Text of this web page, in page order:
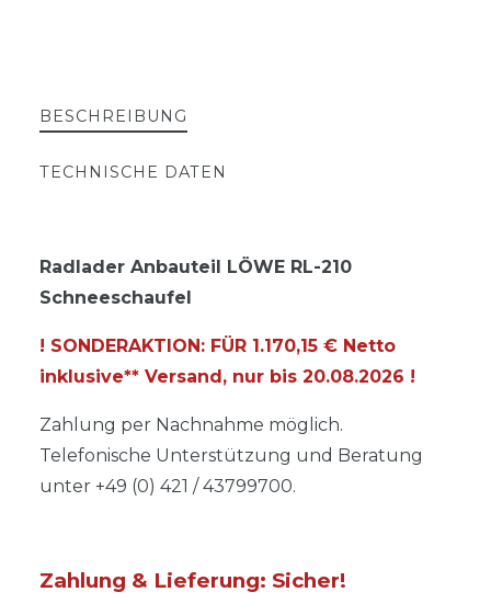
BESCHREIBUNG
TECHNISCHE DATEN
Radlader Anbauteil LÖWE RL-210
Schneeschaufel
! SONDERAKTION: FÜR 1.170,15 € Netto
inklusive** Versand, nur bis 20.08.2026 !
Zahlung per Nachnahme möglich.
Telefonische Unterstützung und Beratung
unter +49 (0) 421 / 43799700.
Zahlung & Lieferung: Sicher!